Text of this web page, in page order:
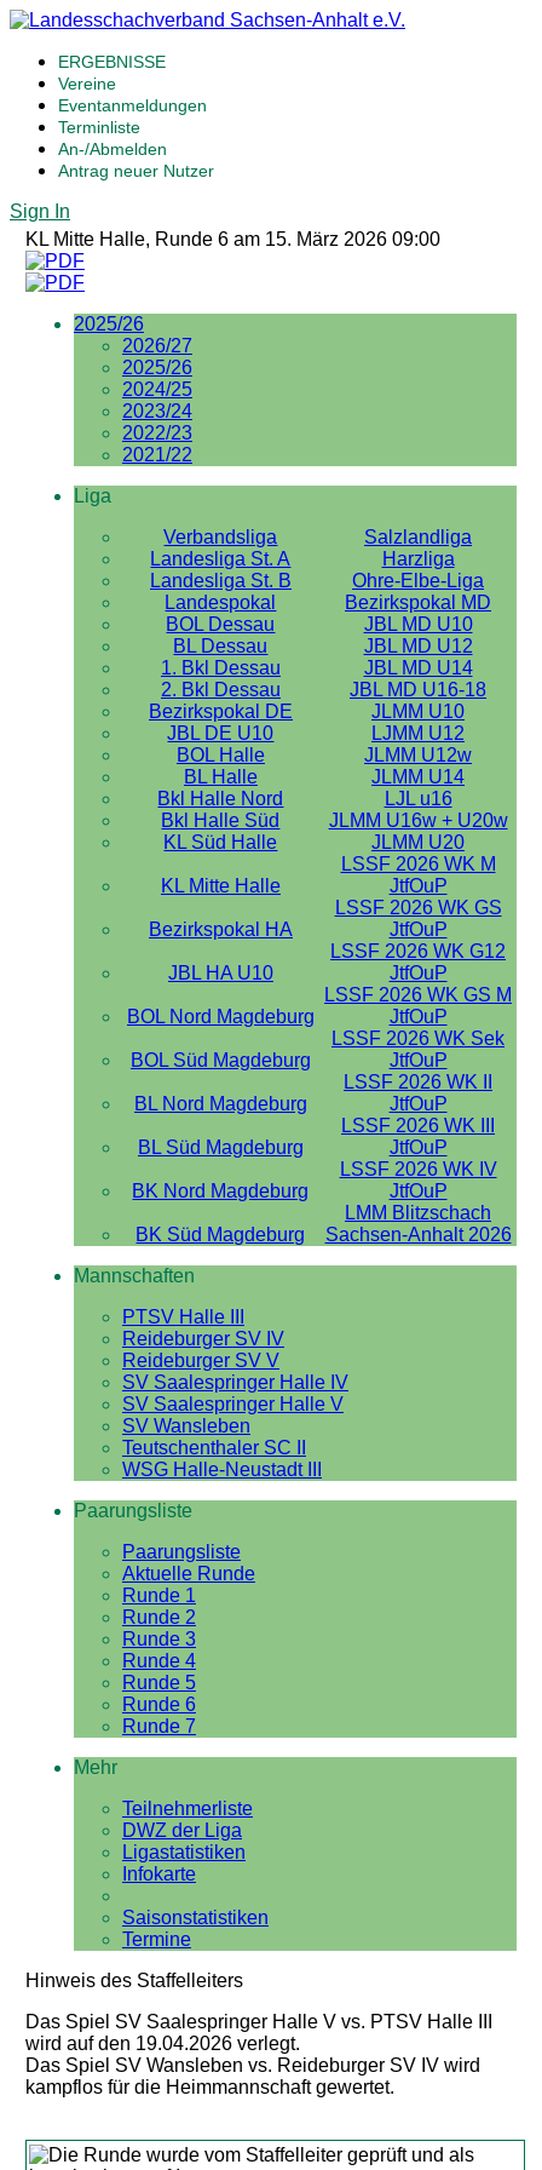
ERGEBNISSE
Vereine
Eventanmeldungen
Terminliste
An-/Abmelden
Antrag neuer Nutzer
Sign In
KL Mitte Halle, Runde 6 am 15. März 2026 09:00
2025/26
2026/27
2025/26
2024/25
2023/24
2022/23
2021/22
Liga
Verbandsliga
Salzlandliga
Landesliga St. A
Harzliga
Landesliga St. B
Ohre-Elbe-Liga
Landespokal
Bezirkspokal MD
BOL Dessau
JBL MD U10
BL Dessau
JBL MD U12
1. Bkl Dessau
JBL MD U14
2. Bkl Dessau
JBL MD U16-18
Bezirkspokal DE
JLMM U10
JBL DE U10
LJMM U12
BOL Halle
JLMM U12w
BL Halle
JLMM U14
Bkl Halle Nord
LJL u16
Bkl Halle Süd
JLMM U16w + U20w
KL Süd Halle
JLMM U20
KL Mitte Halle
LSSF 2026 WK M
JtfOuP
Bezirkspokal HA
LSSF 2026 WK GS
JtfOuP
JBL HA U10
LSSF 2026 WK G12
JtfOuP
BOL Nord Magdeburg
LSSF 2026 WK GS M
JtfOuP
BOL Süd Magdeburg
LSSF 2026 WK Sek
JtfOuP
BL Nord Magdeburg
LSSF 2026 WK II
JtfOuP
BL Süd Magdeburg
LSSF 2026 WK III
JtfOuP
BK Nord Magdeburg
LSSF 2026 WK IV
JtfOuP
BK Süd Magdeburg
LMM Blitzschach
Sachsen-Anhalt 2026
Mannschaften
PTSV Halle III
Reideburger SV IV
Reideburger SV V
SV Saalespringer Halle IV
SV Saalespringer Halle V
SV Wansleben
Teutschenthaler SC II
WSG Halle-Neustadt III
Paarungsliste
Paarungsliste
Aktuelle Runde
Runde 1
Runde 2
Runde 3
Runde 4
Runde 5
Runde 6
Runde 7
Mehr
Teilnehmerliste
DWZ der Liga
Ligastatistiken
Infokarte
Saisonstatistiken
Termine
Hinweis des Staffelleiters
Das Spiel SV Saalespringer Halle V vs. PTSV Halle III
wird auf den 19.04.2026 verlegt.
Das Spiel SV Wansleben vs. Reideburger SV IV wird
kampflos für die Heimmannschaft gewertet.